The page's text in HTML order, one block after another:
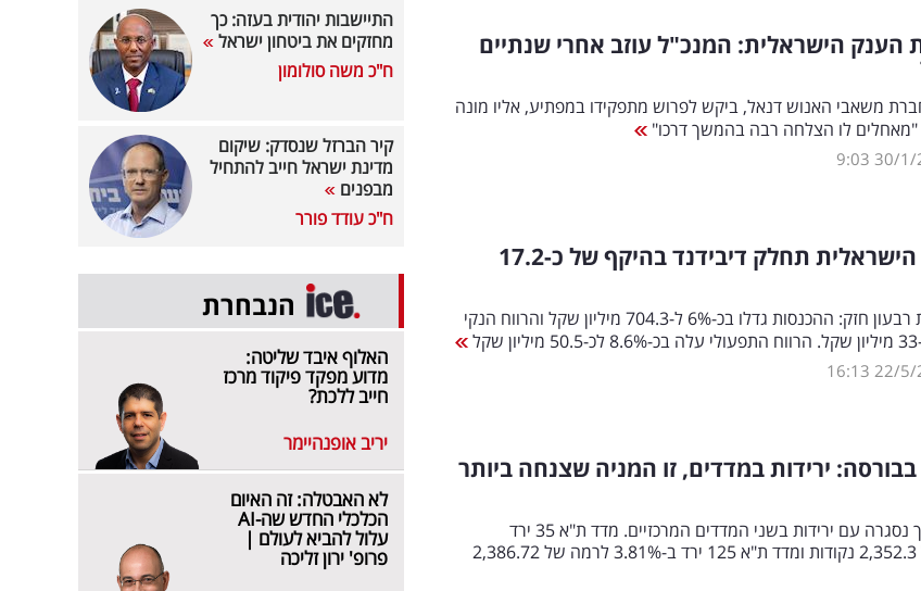
הישראלית: המנכ"ל עוזב אחרי שנתיים
משאבי האנוש דנאל, ביקש לפרוש מתפקידו במפתיע, אליו מונה
30/1/
9:03
חברת הסיעוד הישראלית תחלק דיבידנד בהיקף של כ-17.2
קבוצת דנאל מסכמת רבעון חזק: ההכנסות גדלו בכ-6% ל-704.3 מיליון שקל והרווח הנקי
22/5/
16:13
ירידות במדדים, זו המניה שצנחה ביותר
הבורסה לניירות ערך נסגרה עם ירידות בשני המדדים המרכזיים. מדד ת"א 35 ירד
ב-3.93% לרמה של 2,352.3 נקודות ומדד ת"א 125 ירד ב-3.81% לרמה של 2,386.72
התיישבות יהודית בעזה: כך
מחזקים את ביטחון ישראל
ח"כ משה סולומון
קיר הברזל שנסדק: שיקום
מדינת ישראל חייב להתחיל
מבפנים
ח"כ עודד פורר
הנבחרת
האלוף איבד שליטה:
מדוע מפקד פיקוד מרכז
חייב ללכת?
יריב אופנהיימר
לא האבטלה: זה האיום
הכלכלי החדש שה-AI
עלול להביא לעולם |
פרופ' ירון זליכה